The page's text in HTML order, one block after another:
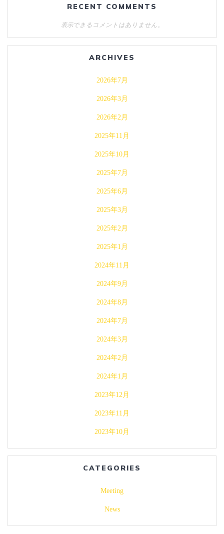
RECENT COMMENTS
表示できるコメントはありません。
ARCHIVES
2026年7月
2026年3月
2026年2月
2025年11月
2025年10月
2025年7月
2025年6月
2025年3月
2025年2月
2025年1月
2024年11月
2024年9月
2024年8月
2024年7月
2024年3月
2024年2月
2024年1月
2023年12月
2023年11月
2023年10月
CATEGORIES
Meeting
News